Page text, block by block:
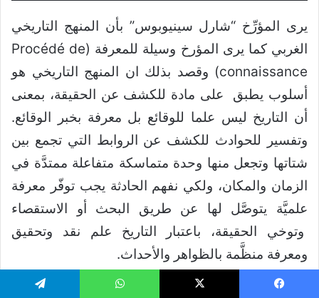
يرى المؤرِّخ “شارل سينيوبوس” بأن المنهج التاريخي
الغربي كما يرى المؤرخ وسيلة للمعرفة (Procédé de
connaissance) وقصد بذلك ان المنهج التاريخي هو
أسلوب يطبق على مادة للكشف عن الحقيقة، بمعنى
أن التاريخ ليس علما للوقائع بل معرفة بخبر الوقائع.
وتفسير للحوادث للكشف عن الروابط التي تجمع بين
شتاتها وتجعل منها وحدة متماسكة متفاعلة ممتدَّة في
الزمان والمكان، ولكي نفهم الحادثة يجب توفّر معرفة
علميَّة يتوصَّل لها عن طريق البحث أو الاستقصاء
وتوخي الحقيقة، باعتبار التاريخ علم نقد وتحقيق
ومعرفة منظَّمة بالظواهر والأحداث.